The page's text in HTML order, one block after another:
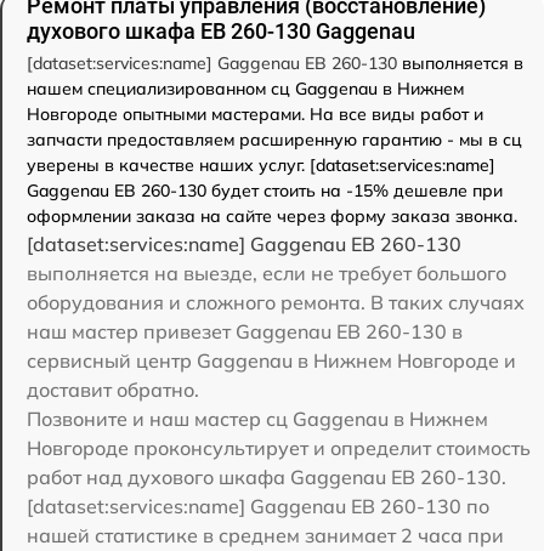
Ремонт платы управления (восстановление)
духового шкафа EB 260-130 Gaggenau
[dataset:services:name] Gaggenau EB 260-130 выполняется в
нашем специализированном сц Gaggenau в Нижнем
Новгороде опытными мастерами. На все виды работ и
запчасти предоставляем расширенную гарантию - мы в сц
уверены в качестве наших услуг. [dataset:services:name]
Gaggenau EB 260-130 будет стоить на -15% дешевле при
оформлении заказа на сайте через форму заказа звонка.
[dataset:services:name] Gaggenau EB 260-130
выполняется на выезде, если не требует большого
оборудования и сложного ремонта. В таких случаях
наш мастер привезет Gaggenau EB 260-130 в
сервисный центр Gaggenau в Нижнем Новгороде и
доставит обратно.
Позвоните и наш мастер сц Gaggenau в Нижнем
Новгороде проконсультирует и определит стоимость
работ над духового шкафа Gaggenau EB 260-130.
[dataset:services:name] Gaggenau EB 260-130 по
нашей статистике в среднем занимает 2 часа при